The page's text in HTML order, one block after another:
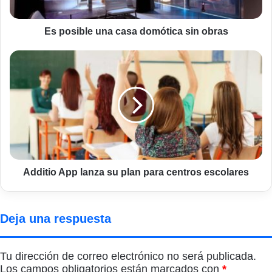
Es posible una casa domótica sin obras
Additio
lanza
su
plan
centros
escolares
Additio App lanza su plan para centros escolares
Deja una respuesta
Tu dirección de correo electrónico no será publicada.
Los campos obligatorios están marcados con *